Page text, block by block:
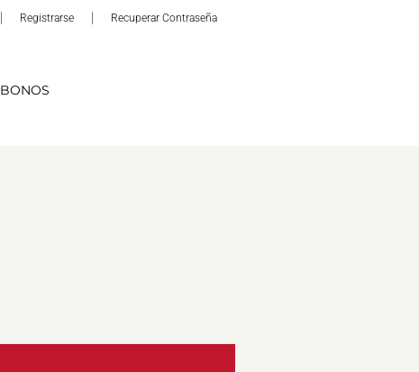
Registrarse Recuperar Contraseña
BONOS